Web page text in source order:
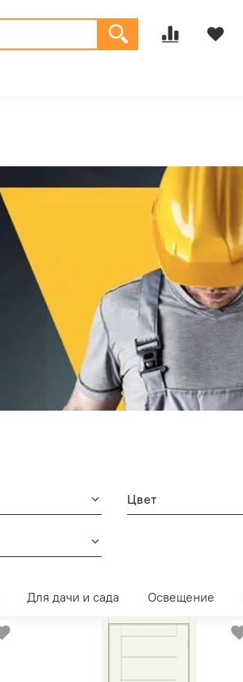
Цвет
Для дачи и сада Освещение